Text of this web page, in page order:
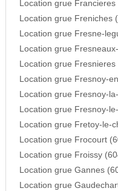
Location grue Francieres
Location grue Freniches
Location grue Fresne-
Location grue
Location grue Fresnieres
Location grue Fresnoy-
Location grue Fresnoy-
Location grue Fresnoy-
Location grue Fretoy-le-
Location grue Frocourt
Location grue Froissy
Location grue Gannes
Location grue